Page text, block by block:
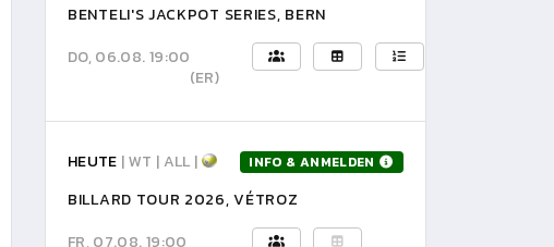
BENTELI'S JACKPOT SERIES, BERN
DO, 06.08. 19:00
(ER)
HEUTE | WT | ALL | INFO & ANMELDEN
BILLARD TOUR 2026, VÉTROZ
FR, 07.08. 19:00